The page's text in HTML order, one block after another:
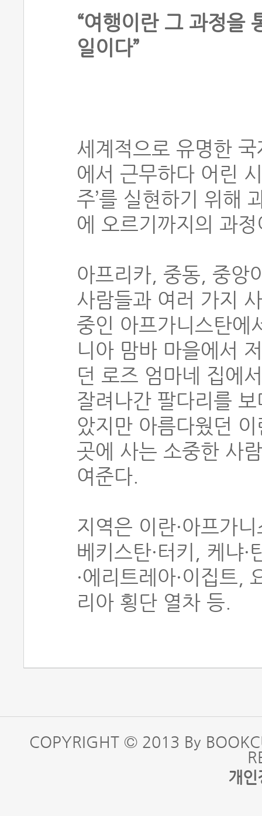
“여행이란 그 과정을
일이다”
세계적으로 유명한
에서 근무하다 어린
주’를 실현하기 위해
에 오르기까지의 과
아프리카, 중동, 중앙
사람들과 여러 가지
중인 아프가니스탄에
니아 맘바 마을에서
던 로즈 엄마네 집에
잘려나간 팔다리를
았지만 아름다웠던
곳에 사는 소중한 사
여준다.
지역은 이란·아프가
베키스탄·터키, 케냐·
·에리트레아·이집트,
리아 횡단 열차 등.
COPYRIGHT © 2013 By
개인